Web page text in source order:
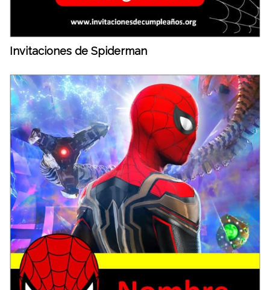
Invitaciones de Spiderman